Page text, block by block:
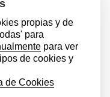
desprendimientos
de derrames
rápido y seguro,
en pocos
herramientas